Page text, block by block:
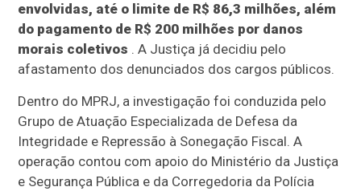
envolvidas, até o limite de R$ 86,3 milhões, além
do pagamento de R$ 200 milhões por danos
morais coletivos . A Justiça já decidiu pelo
afastamento dos denunciados dos cargos públicos.
Dentro do MPRJ, a investigação foi conduzida pelo
Grupo de Atuação Especializada de Defesa da
Integridade e Repressão à Sonegação Fiscal. A
operação contou com apoio do Ministério da Justiça
e Segurança Pública e da Corregedoria da Polícia